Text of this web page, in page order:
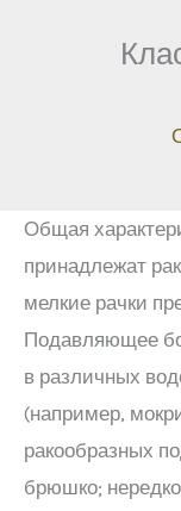
Общая
принадлежат
мелкие рачки
Подавляющее
в различных
(например,
ракообразных
брюшко;